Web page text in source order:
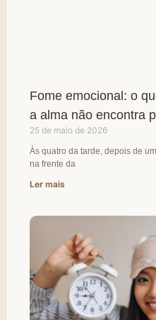
Fome emocional: o
a alma não encontra
25 de maio de 2026
Às quatro da tarde, depois de
na frente da
Ler mais